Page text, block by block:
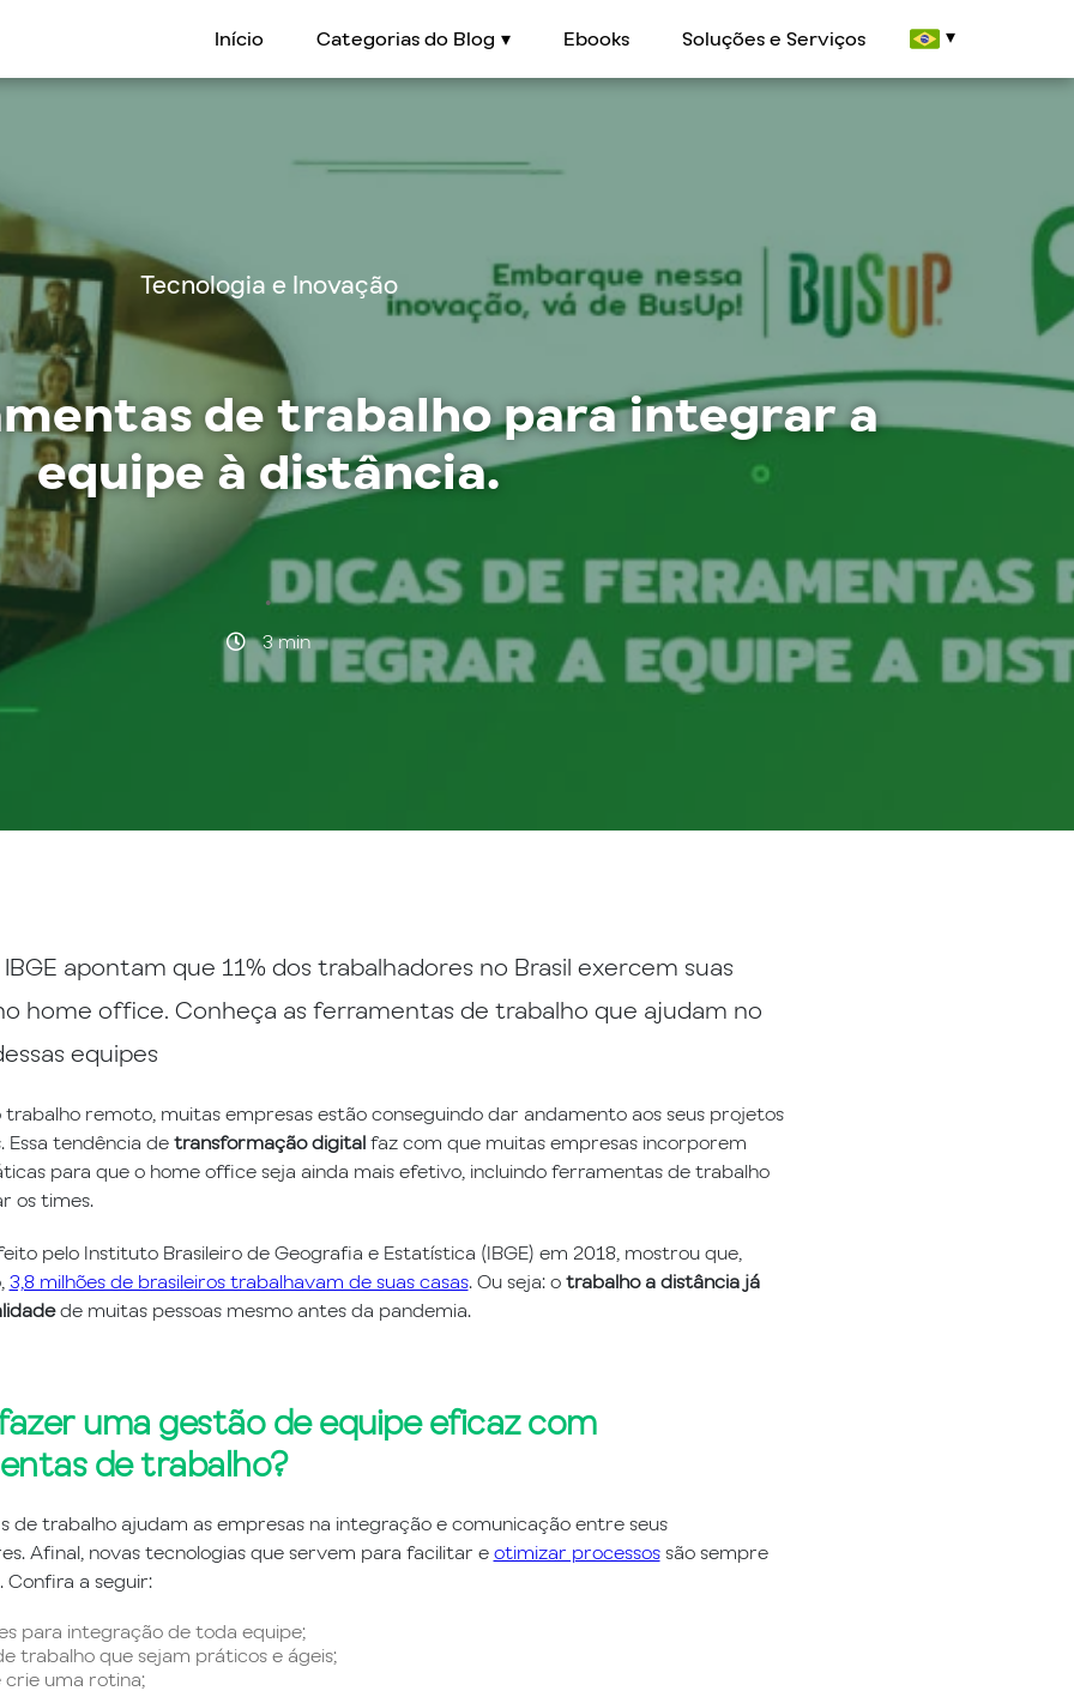
Início Categorias do Blog Ebooks Soluções e Serviços
Tecnologia e Inovação
de trabalho para integrar a
equipe à distância.
·
3 min
apontam que 11% dos trabalhadores no Brasil exercem suas
home office. Conheça as ferramentas de trabalho que ajudam no
equipes
trabalho remoto, muitas empresas estão conseguindo dar andamento aos seus projetos
Essa tendência de transformação digitalfaz com que muitas empresas incorporem
para que o home office seja ainda mais efetivo, incluindo ferramentas de trabalho
os times.
pelo Instituto Brasileiro de Geografia e Estatística (IBGE) em 2018, mostrou que,
3,8 milhões de brasileiros trabalhavam de suas casas. Ou seja: o trabalho a distância já
de muitas pessoas mesmo antes da pandemia.
uma gestão de equipe eficaz com
de trabalho?
de trabalho ajudam as empresas na integração e comunicação entre seus
Afinal, novas tecnologias que servem para facilitar e otimizar processossão sempre
Confira a seguir:
para integração de toda equipe;
trabalho que sejam práticos e ágeis;
crie uma rotina;